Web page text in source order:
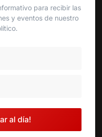
para recibir las
y eventos de nuestro
al día!